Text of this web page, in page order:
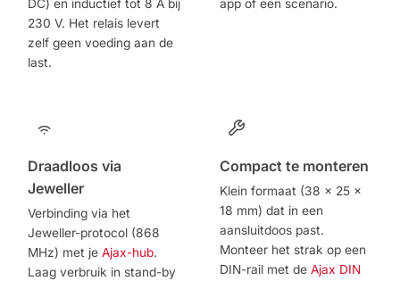
DC) en inductief tot 8 A bij
230 V. Het relais levert
zelf geen voeding aan de
last.
app of een scenario.
Draadloos via
Jeweller
Verbinding via het
Jeweller-protocol (868
MHz) met je Ajax-hub.
Laag verbruik in stand-by
Compact te monteren
Klein formaat (38 x 25 x
18 mm) dat in een
aansluitdoos past.
Monteer het strak op een
DIN-rail met de Ajax DIN